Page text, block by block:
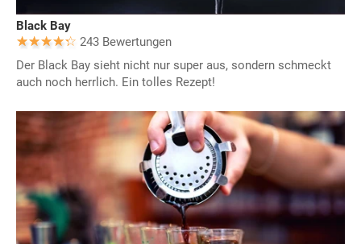
Black Bay
243 Bewertungen
Der Black Bay sieht nicht nur super aus, sondern schmeckt
auch noch herrlich. Ein tolles Rezept!